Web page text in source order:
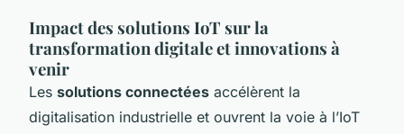
Impact des solutions IoT sur la
transformation digitale et innovations à
venir
Les solutions connectées accélèrent la
digitalisation industrielle et ouvrent la voie à l’IoT